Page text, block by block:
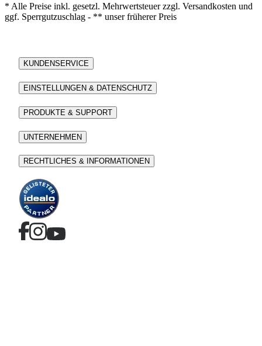
* Alle Preise inkl. gesetzl. Mehrwertsteuer zzgl. Versandkosten und
ggf. Sperrgutzuschlag - ** unser früherer Preis
KUNDENSERVICE
EINSTELLUNGEN & DATENSCHUTZ
PRODUKTE & SUPPORT
UNTERNEHMEN
RECHTLICHES & INFORMATIONEN